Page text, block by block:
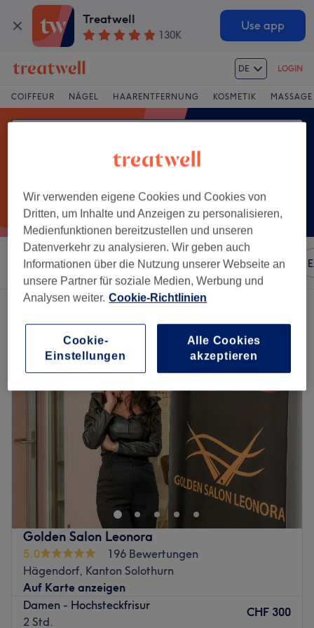
Treatwell
130K
Use app
DE LOGIN
COIFFEUR NÄGEL HAARENTFERNUNG KOSMETIK MASSAGE
Sortieren nach Besonderheiten Marken Salons
Ein Salon, der anbietet:
Golden Salon Leonora
5.0
196 Bewertungen
Hägendorf, Kanton Solothurn
Auf Karte anzeigen
Damen - Hochsteckfrisur
2 Std.
CHF 300
Wir verwenden eigene Cookies und Cookies von
Dritten, um Inhalte und Anzeigen zu personalisieren,
Medienfunktionen bereitzustellen und unseren
Datenverkehr zu analysieren. Wir geben auch
Informationen über die Nutzung unserer Webseite an
unsere Partner für soziale Medien, Werbung und
Analysen weiter. Cookie-Richtlinien
Alle Cookies
akzeptieren
Cookie-
Einstellungen